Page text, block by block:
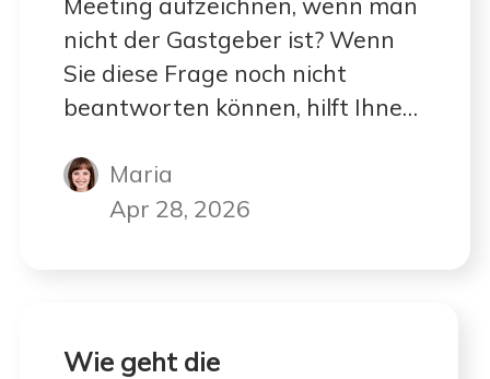
nicht der Gastgeber ist? Wenn
Sie diese Frage noch nicht
beantworten können, hilft Ihnen
Maria
Apr 28, 2026
Wie geht die